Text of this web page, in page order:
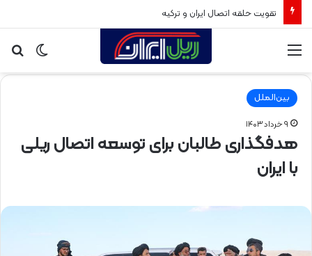
تقویت حلقه اتصال ایران و ترکیه
تغییر
پوسته
بین‌الملل
۹ خرداد ۱۴۰۳
هدفگذاری طالبان برای توسعه اتصال ریلی
با ایران